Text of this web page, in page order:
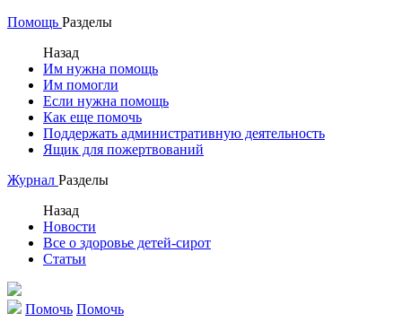
Помощь Разделы
Назад
Им нужна помощь
Им помогли
Если нужна помощь
Как еще помочь
Поддержать административную деятельность
Ящик для пожертвований
Журнал Разделы
Назад
Новости
Все о здоровье детей-сирот
Статьи
Помочь Помочь